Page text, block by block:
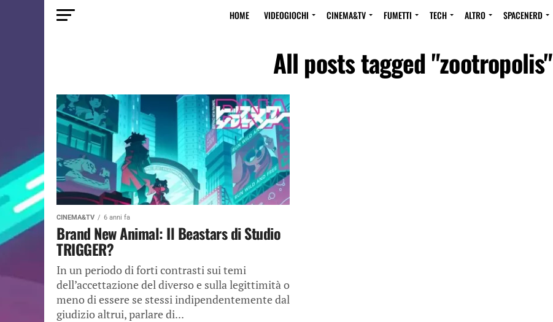
HOME VIDEOGIOCHI CINEMA&TV FUMETTI TECH ALTRO SPACENERD
All posts tagged "zootropolis"
CINEMA&TV 6 anni fa
Brand New Animal: Il Beastars di Studio
TRIGGER?
In un periodo di forti contrasti sui temi
dell’accettazione del diverso e sulla legittimità o
meno di essere se stessi indipendentemente dal
giudizio altrui, parlare di...